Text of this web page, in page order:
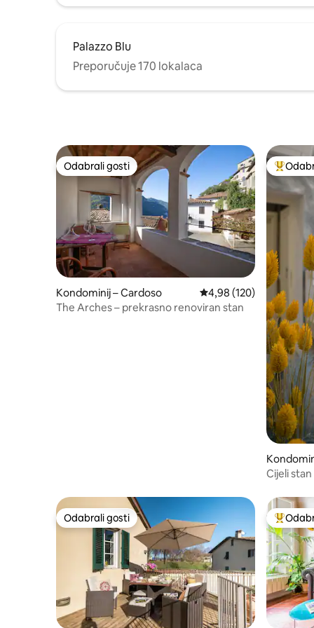
Palazzo Blu
Preporučuje 170 lokalaca
Odabrali gosti
Odabrali gosti
Kondominij – Cardoso Prosječna ocjena: 4,98/
4,98 (120)
The Arches – prekrasno renoviran stan
Među
Cijeli
Odabrali gosti
Odabrali gosti Među